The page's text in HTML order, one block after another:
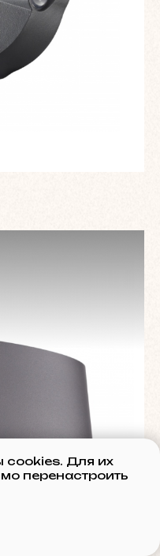
cookies. Для их
перенастроить